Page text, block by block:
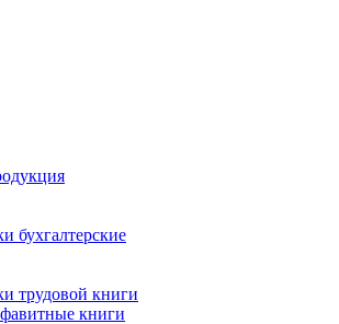
бухгалтерские
трудовой книги
книги